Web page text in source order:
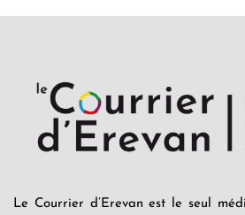
Le Courrier d’Erevan est le seul